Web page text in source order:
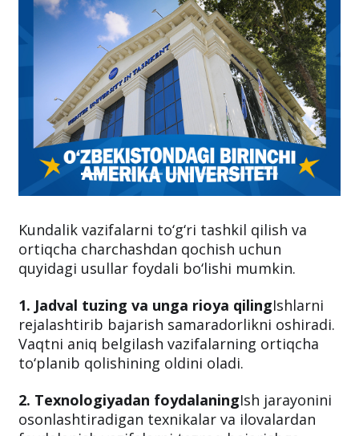
Kundalik vazifalarni to‘g‘ri tashkil qilish va
ortiqcha charchashdan qochish uchun
quyidagi usullar foydali bo‘lishi mumkin.
1. Jadval tuzing va unga rioya qilingIshlarni
rejalashtirib bajarish samaradorlikni oshiradi.
Vaqtni aniq belgilash vazifalarning ortiqcha
to‘planib qolishining oldini oladi.
2. Texnologiyadan foydalaningIsh jarayonini
osonlashtiradigan texnikalar va ilovalardan